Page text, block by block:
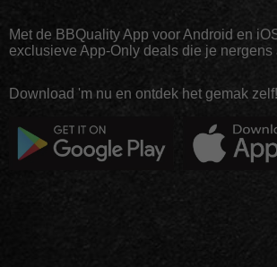
Met de BBQuality App voor Android en
exclusieve App-Only deals die je nergens
Download 'm nu en ontdek het gemak zelf!